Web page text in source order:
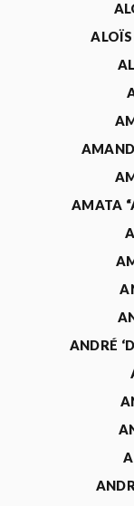
ALOÏS
AMATA
ANDRÉ